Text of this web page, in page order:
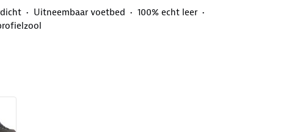
Uitneembaar voetbed
100% echt leer